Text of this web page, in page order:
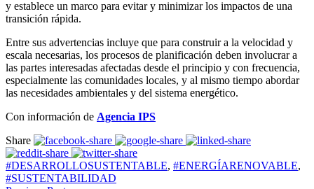
y establece un marco para evitar y minimizar los impactos de una
transición rápida.
Entre sus advertencias incluye que para construir a la velocidad y
escala necesarias, los procesos de planificación deben involucrar a
las partes interesadas afectadas desde el principio y con frecuencia,
especialmente las comunidades locales, y al mismo tiempo abordar
las necesidades ambientales y del sistema energético.
Con información de Agencia IPS
Share
#DESARROLLOSUSTENTABLE, #ENERGÍARENOVABLE,
#SUSTENTABILIDAD